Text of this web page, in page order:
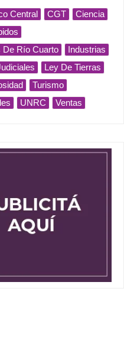
Central CGT
Ciencia
De Río Cuarto
Industrias
Ley De Tierras
Turismo
UNRC Ventas